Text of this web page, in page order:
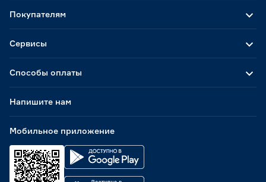
Способы оплаты
Мобильное приложение
Покупателям
Сервисы
Напишите нам